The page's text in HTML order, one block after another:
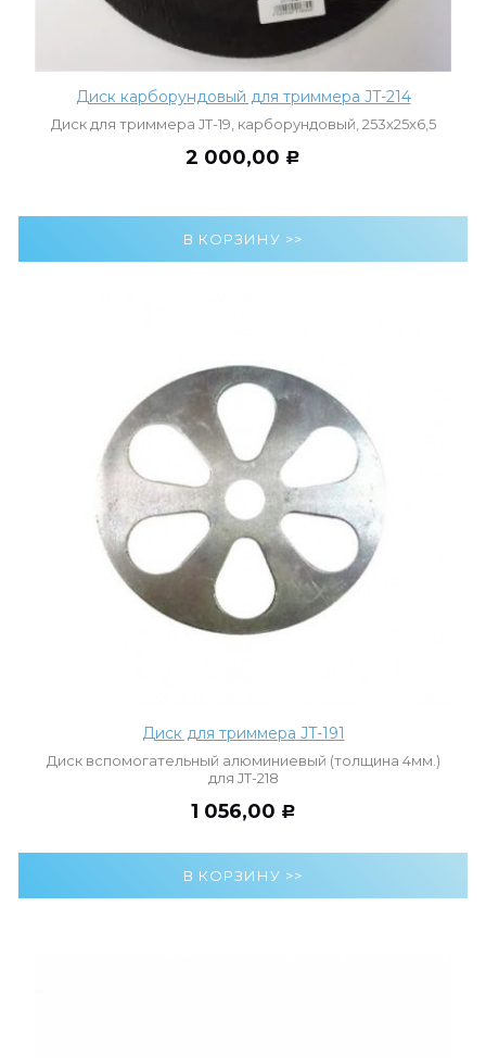
Диск карборундовый для триммера JT-214
Диск для триммера JT-19, карборундовый, 253х25х6,5
2 000,00 Р
Диск для триммера JT-191
Диск вспомогательный алюминиевый (толщина 4мм.)
для JT-218
1 056,00 Р